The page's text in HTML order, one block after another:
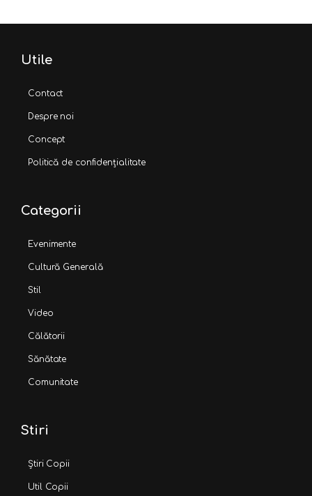
Utile
Contact
Despre noi
Concept
Politică de confidențialitate
Categorii
Evenimente
Cultură Generală
Stil
Video
Călătorii
Sănătate
Comunitate
Stiri
Știri Copii
Util Copii